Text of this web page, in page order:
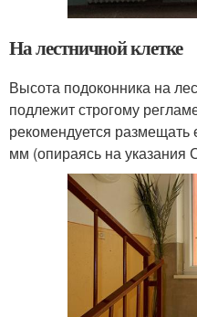
На лестничной клетке
Высота подоконника на
подлежит строгому
рекомендуется
мм (опираясь на указания